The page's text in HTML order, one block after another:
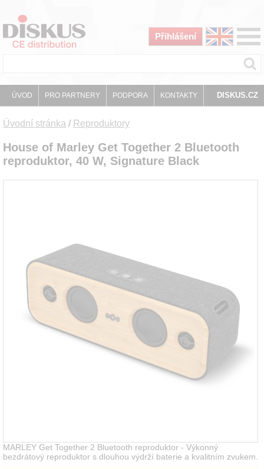
Přihlášení
ÚVOD PRO PARTNERY PODPORA KONTAKTY DISKUS.CZ
Úvodní stránka / Reproduktory
House of Marley Get Together 2 Bluetooth
reproduktor, 40 W, Signature Black
MARLEY Get Together 2 Bluetooth reproduktor - Výkonný
bezdrátový reproduktor s dlouhou výdrží baterie a kvalitním zvukem.